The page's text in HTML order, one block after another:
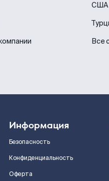
США
Все
Информация
Безопасность
Конфиденциальность
Оферта